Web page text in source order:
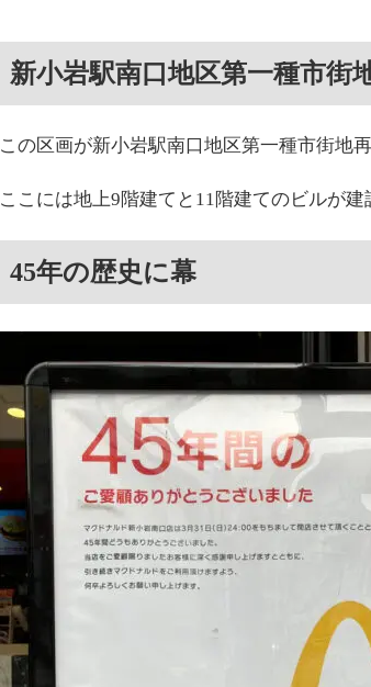
新小岩駅南口地区第一種市街
この区画が新小岩駅南口地区第一種市街地
ここには地上9階建てと11階建てのビルが建
45年の歴史に幕